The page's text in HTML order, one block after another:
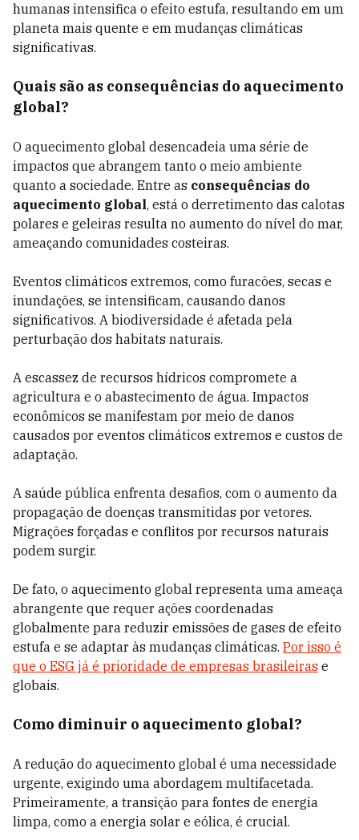
humanas intensifica o efeito estufa, resultando em um
planeta mais quente e em mudanças climáticas
significativas.
Quais são as consequências do aquecimento
global?
O aquecimento global desencadeia uma série de
impactos que abrangem tanto o meio ambiente
quanto a sociedade. Entre as consequências do
aquecimento global, está o derretimento das calotas
polares e geleiras resulta no aumento do nível do mar,
ameaçando comunidades costeiras.
Eventos climáticos extremos, como furacões, secas e
inundações, se intensificam, causando danos
significativos. A biodiversidade é afetada pela
perturbação dos habitats naturais.
A escassez de recursos hídricos compromete a
agricultura e o abastecimento de água. Impactos
econômicos se manifestam por meio de danos
causados por eventos climáticos extremos e custos de
adaptação.
A saúde pública enfrenta desafios, com o aumento da
propagação de doenças transmitidas por vetores.
Migrações forçadas e conflitos por recursos naturais
podem surgir.
De fato, o aquecimento global representa uma ameaça
abrangente que requer ações coordenadas
globalmente para reduzir emissões de gases de efeito
estufa e se adaptar às mudanças climáticas. Por isso é
que o ESG já é prioridade de empresas brasileiras e
globais.
Como diminuir o aquecimento global?
A redução do aquecimento global é uma necessidade
urgente, exigindo uma abordagem multifacetada.
Primeiramente, a transição para fontes de energia
limpa, como a energia solar e eólica, é crucial.